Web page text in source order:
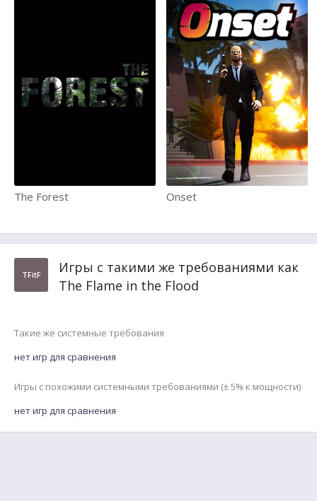
The Forest Onset
TFitF
Игры с такими же требованиями как
The Flame in the Flood
Такие же системные требования
нет игр для сравнения
Игры с похожими системными требованиями (± 5% к мощности)
нет игр для сравнения